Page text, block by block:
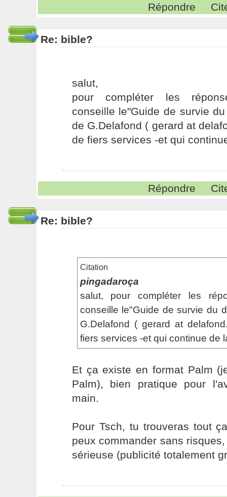
Répondre
Re: bible?
salut,
pour compléter les
conseille le"Guide de survie
de G.Delafond ( gerard at
de fiers services -et qui
Répondre
Re: bible?
Citation
pingadaroça
salut, pour compléter les
conseille le"Guide de survie du
G.Delafond ( gerard at
fiers services -et qui continue de
Et ça existe en format Palm
Palm), bien pratique pour
main.
Pour Tsch, tu trouveras tout
peux commander sans
sérieuse (publicité totalement